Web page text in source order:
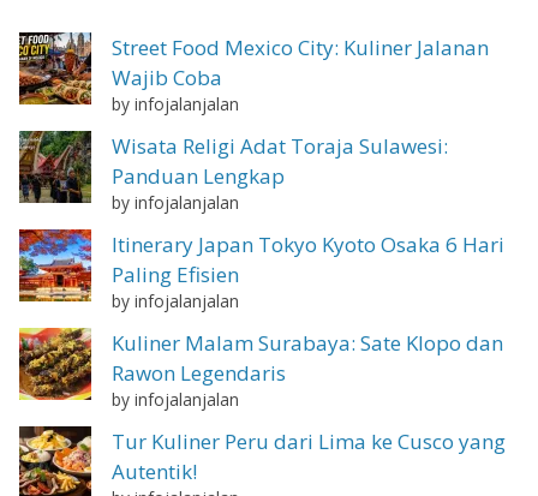
Street Food Mexico City: Kuliner Jalanan
Wajib Coba
by infojalanjalan
Wisata Religi Adat Toraja Sulawesi:
Panduan Lengkap
by infojalanjalan
Itinerary Japan Tokyo Kyoto Osaka 6 Hari
Paling Efisien
by infojalanjalan
Kuliner Malam Surabaya: Sate Klopo dan
Rawon Legendaris
by infojalanjalan
Tur Kuliner Peru dari Lima ke Cusco yang
Autentik!